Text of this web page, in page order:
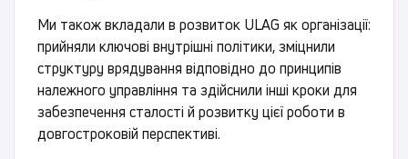
Ми також вкладали в розвиток ULAG як організації:
прийняли ключові внутрішні політики, зміцнили
структуру врядування відповідно до принципів
належного управління та здійснили інші кроки для
забезпечення сталості й розвитку цієї роботи в
довгостроковій перспективі.